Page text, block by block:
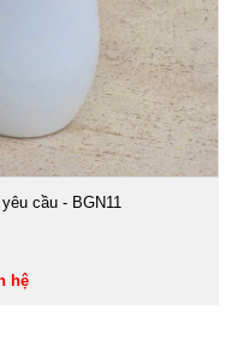
cầu - BGN11
hệ